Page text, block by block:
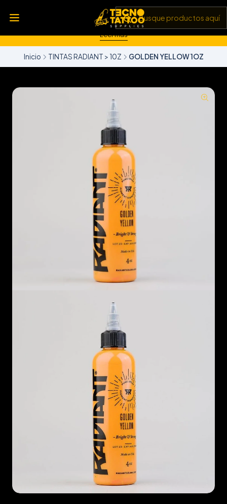
💥 Insumos, máquinas y tecnología de punta 💻 Todo lo que
necesitas para llevar tu arte al siguiente nivel 🎨 Calidad garantizada
Leer más
Inicio TINTAS RADIANT > 10Z GOLDEN YELLOW 1OZ